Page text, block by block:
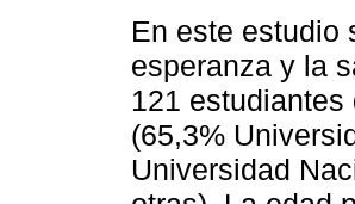
En este estudio
esperanza y la
121
(65,3%
Universidad